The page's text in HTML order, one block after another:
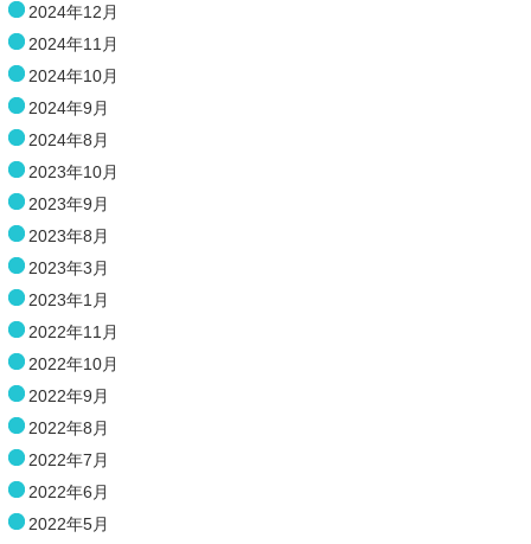
2024年12月
2024年11月
2024年10月
2024年9月
2024年8月
2023年10月
2023年9月
2023年8月
2023年3月
2023年1月
2022年11月
2022年10月
2022年9月
2022年8月
2022年7月
2022年6月
2022年5月